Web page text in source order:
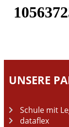
UNSERE
Schule mit
dataflex